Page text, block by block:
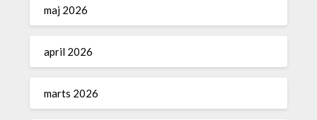
maj 2026
april 2026
marts 2026